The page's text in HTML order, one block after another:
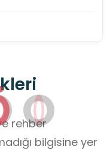
O
rehber
bilgisine yer